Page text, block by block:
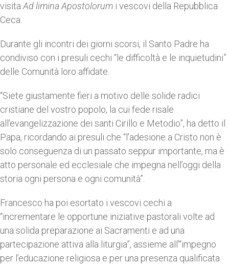
visita Ad limina Apostolorum i vescovi della Repubblica
Ceca.
Durante gli incontri dei giorni scorsi, il Santo Padre ha
condiviso con i presuli cechi “le difficoltà e le inquietudini”
delle Comunità loro affidate.
“Siete giustamente fieri a motivo delle solide radici
cristiane del vostro popolo, la cui fede risale
all’evangelizzazione dei santi Cirillo e Metodio”, ha detto il
Papa, ricordando ai presuli che “l’adesione a Cristo non è
solo conseguenza di un passato seppur importante, ma è
atto personale ed ecclesiale che impegna nell’oggi della
storia ogni persona e ogni comunità”.
Francesco ha poi esortato i vescovi cechi a
“incrementare le opportune iniziative pastorali volte ad
una solida preparazione ai Sacramenti e ad una
partecipazione attiva alla liturgia”, assieme all’“impegno
per l’educazione religiosa e per una presenza qualificata